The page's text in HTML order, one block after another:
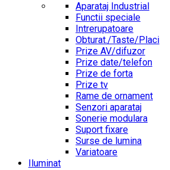
Aparataj Industrial
Functii speciale
Intrerupatoare
Obturat./Taste/Placi
Prize AV/difuzor
Prize date/telefon
Prize de forta
Prize tv
Rame de ornament
Senzori aparataj
Sonerie modulara
Suport fixare
Surse de lumina
Variatoare
Iluminat